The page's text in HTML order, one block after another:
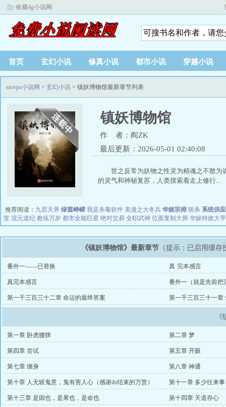
收藏4g小说网
首页 玄幻小说 修真小说 都市小说 穿越小说
stovps小说网 > 玄幻小说 > 镇妖博物馆最新章节列表
镇妖博物馆
作 者：阎ZK
最后更新：2026-05-01 02:40:08
世之反常为妖物之性灵为精魂之不散
的灵气和神秘复苏，人类摸索着走上修行...
推荐阅读： 九层天界 绿茵峥嵘 我是杀毒软件 美漫之大冬兵 华娱宗师 斩杀 系统供
堂 混元道纪 教练万岁 都市全能巨星 绝对交易 全职武神 位面复制大师 华娱特效大亨
《镇妖博物馆》最新章节 （提示：已启用缓
番外一——已替换 真·完本感言
真完本感言
番外一（就是先前把
成番外了）
第一千三百三十二章 命运的最终答案 第一千三百三十一章
第一章 卧虎腰牌 第二章 梦
第四章 尝试 第五章 开眼
第七章 缠身 第八章 神通
第十章 人无斩鬼意，鬼有害人心（感谢ds结束的万赏） 第十一章 多少往来
第十三章 是因也，是果也，是命也 第十四章 天道存心